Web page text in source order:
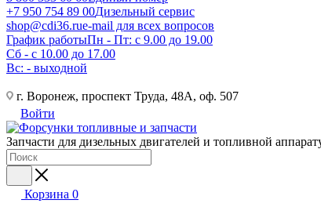
+7 950 754 89 00Дизельный сервис
shop@cdi36.rue-mail для всех вопросов
График работыПн - Пт: с 9.00 до 19.00
Сб - с 10.00 до 17.00
Вс: - выходной
г. Воронеж, проспект Труда, 48А, оф. 507
Войти
Запчасти для дизельных двигателей и топливной
Корзина 0